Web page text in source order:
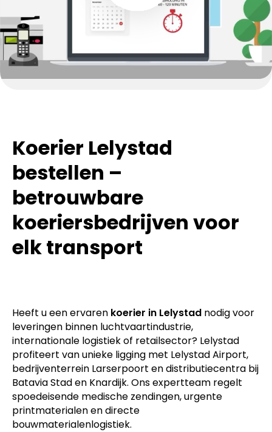
Koerier Lelystad
bestellen –
betrouwbare
koeriersbedrijven voor
elk transport
Heeft u een ervaren koerier in Lelystad nodig voor
leveringen binnen luchtvaartindustrie,
internationale logistiek of retailsector? Lelystad
profiteert van unieke ligging met Lelystad Airport,
bedrijventerrein Larserpoort en distributiecentra bij
Batavia Stad en Knardijk. Ons expertteam regelt
spoedeisende medische zendingen, urgente
printmaterialen en directe
bouwmaterialenlogistiek.